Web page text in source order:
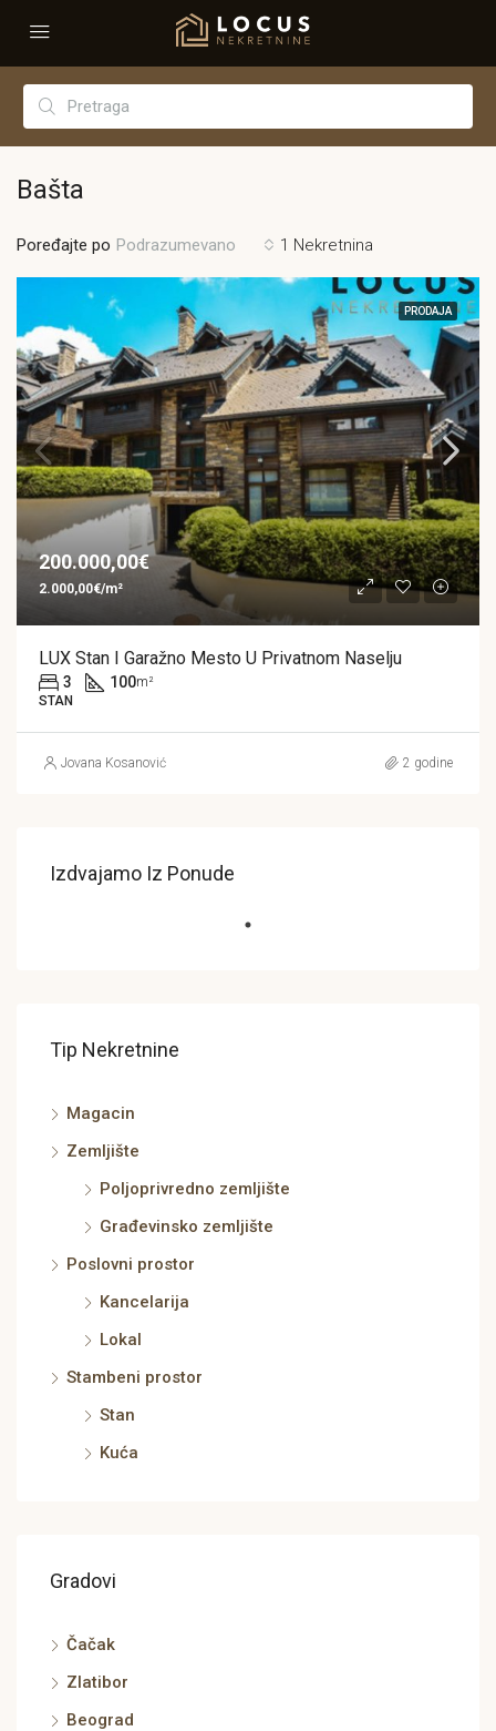
Bašta
1 Nekretnina
Poređajte po Podrazumevano
PRODAJA
200.000,00€
2.000,00€/m²
LUX Stan I Garažno Mesto U Privatnom Naselju
3 100m²
STAN
Jovana Kosanović 2 godine
Izdvajamo Iz Ponude
Tip Nekretnine
Magacin
Zemljište
Poljoprivredno zemljište
Građevinsko zemljište
Poslovni prostor
Kancelarija
Lokal
Stambeni prostor
Stan
Kuća
Gradovi
Čačak
Zlatibor
Beograd